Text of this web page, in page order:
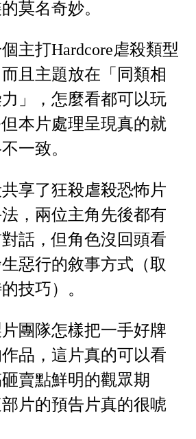
莫名奇妙。
主打Hardcore虐殺類型
且主題放在「同類相
」，怎麼看都可以玩
本片處理呈現真的就
一致。
享了狂殺虐殺恐怖片
，兩位主角先後都有
話，但角色沒回頭看
惡行的敘事方式（取
技巧）。
團隊怎樣把一手好牌
品，這片真的可以看
賣點鮮明的觀眾期
片的預告片真的很唬